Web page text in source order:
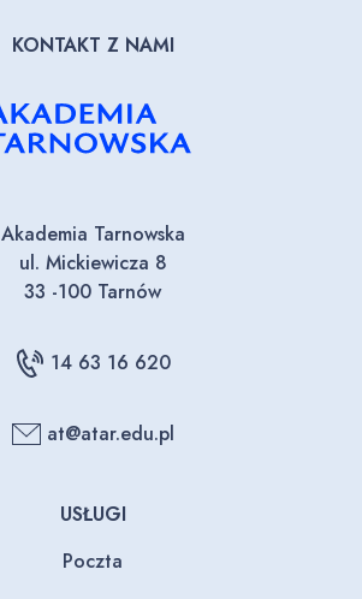
KONTAKT Z NAMI
Akademia Tarnowska
ul. Mickiewicza 8
33 -100 Tarnów
14 63 16 620
at@atar.edu.pl
USŁUGI
Poczta